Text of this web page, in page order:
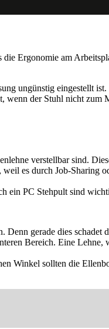
Ergonomie am
ungünstig eingestellt
wenn der Stuhl nicht zum
verstellbar sind.
es durch Job-Sharing
ein PC Stehpult sind
gerade dies schadet
Bereich. Eine Lehne,
Winkel sollten die